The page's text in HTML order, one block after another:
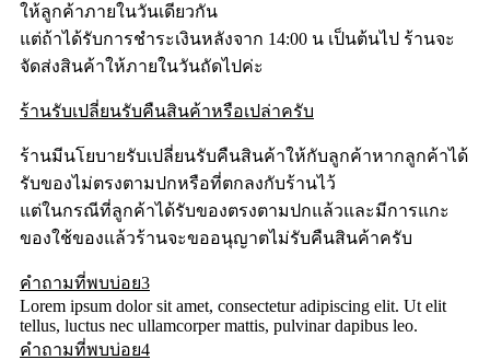
ให้ลูกค้าภายในวันเดียวกัน
แต่ถ้าได้รับการชำระเงินหลังจาก 14:00 น เป็นต้นไป ร้านจะ
จัดส่งสินค้าให้ภายในวันถัดไปค่ะ
ร้านรับเปลี่ยนรับคืนสินค้าหรือเปล่าครับ
ร้านมีนโยบายรับเปลี่ยนรับคืนสินค้าให้กับลูกค้าหากลูกค้าได้
รับของไม่ตรงตามปกหรือที่ตกลงกับร้านไว้
แต่ในกรณีที่ลูกค้าได้รับของตรงตามปกแล้วและมีการแกะ
ของใช้ของแล้วร้านจะขออนุญาตไม่รับคืนสินค้าครับ
คำถามที่พบบ่อย3
Lorem ipsum dolor sit amet, consectetur adipiscing elit. Ut elit
tellus, luctus nec ullamcorper mattis, pulvinar dapibus leo.
คำถามที่พบบ่อย4